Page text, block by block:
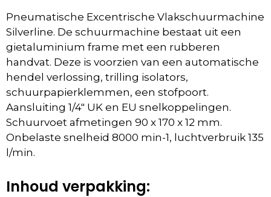
Pneumatische Excentrische Vlakschuurmachine
Silverline. De schuurmachine bestaat uit een
gietaluminium frame met een rubberen
handvat. Deze is voorzien van een automatische
hendel verlossing, trilling isolators,
schuurpapierklemmen, een stofpoort.
Aansluiting 1/4″ UK en EU snelkoppelingen.
Schuurvoet afmetingen 90 x 170 x 12 mm.
Onbelaste snelheid 8000 min-1, luchtverbruik 135
l/min.
Inhoud verpakking: